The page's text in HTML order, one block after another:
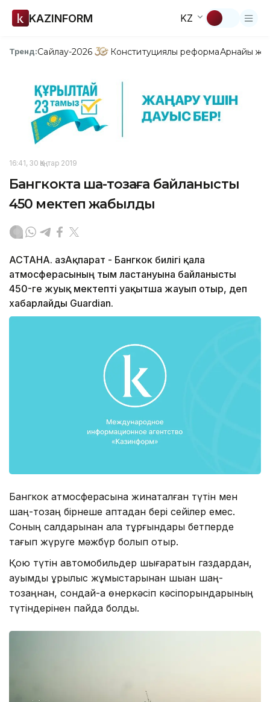
KAZINFORM KZ
Тренд:Сайлау-2026 Конституциялық реформаАрнайы
16:41, 30 Қаңтар 2019
Бангкокта шаң-тозаңға байланысты
450 мектеп жабылды
АСТАНА. ҚазАқпарат - Бангкок билігі қала
атмосферасының тым ластануына байланысты
450-ге жуық мектепті уақытша жауып отыр, деп
хабарлайды Guardian.
Бангкок атмосферасына жинақталған түтін мен
шаң-тозаң бірнеше аптадан бері сейілер емес.
Соның салдарынан қала тұрғындары бетперде
тағып жүруге мәжбүр болып отыр.
Қою түтін автомобильдер шығаратын газдардан,
ауқымды құрылыс жұмыстарынан шыққан шаң-
тозаңнан, сондай-ақ өнеркәсіп кәсіпорындарының
түтіндерінен пайда болды.